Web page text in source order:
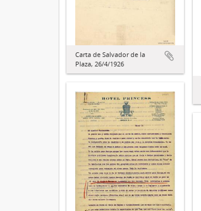
Carta de Salvador de la
Plaza, 26/4/1926